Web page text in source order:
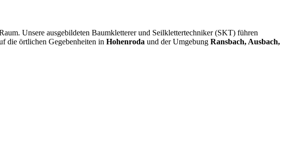
Unsere ausgebildeten Baumkletterer und Seilklettertechniker (SKT) führen
die örtlichen Gegebenheiten in Hohenroda und der Umgebung Ransbach, Ausbach,